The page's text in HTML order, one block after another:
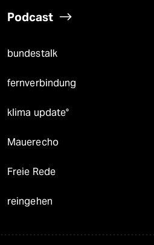
Podcast
bundestalk
fernverbindung
klima update°
Mauerecho
Freie Rede
reingehen